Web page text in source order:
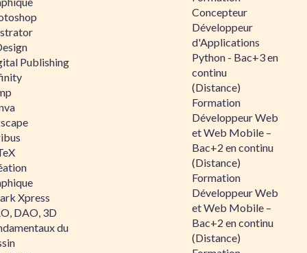
Publishing
Xpress
DAO, 3D
du
Concepteur
Développeur
d'Applications
Python - Bac+3 en
continu
(Distance)
Formation
Développeur Web
et Web Mobile –
Bac+2 en continu
(Distance)
Formation
Développeur Web
et Web Mobile –
Bac+2 en continu
(Distance)